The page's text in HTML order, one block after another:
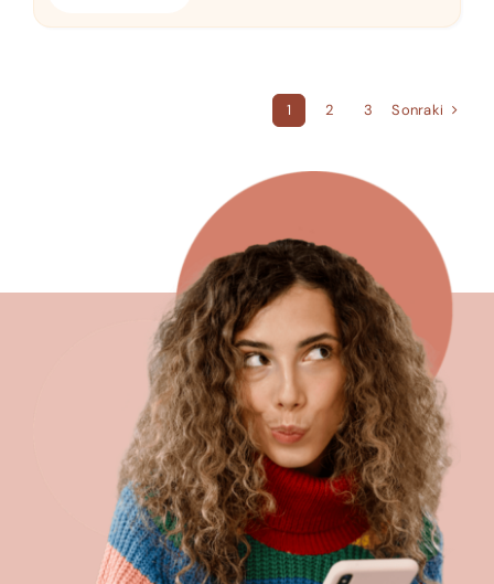
1 2 3 Sonraki